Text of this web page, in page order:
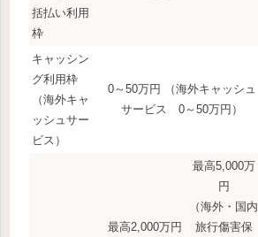
括払い利用
枠
キャッシン
グ利用枠
（海外キャ
ッシュサー
ビス）
0～50万円 （海外キャッシュ
サービス 0～50万円）
最高2,000万円
最高5,000万
円
（海外・国内
旅行傷害保